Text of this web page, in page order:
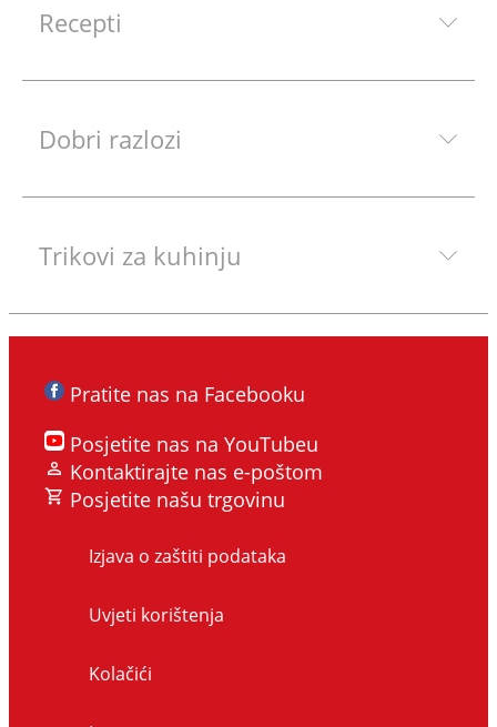
Recepti
Dobri razlozi
Trikovi za kuhinju
Pratite nas na Facebooku
Posjetite nas na YouTubeu
Kontaktirajte nas e-poštom
Posjetite našu trgovinu
Izjava o zaštiti podataka
Uvjeti korištenja
Kolačići